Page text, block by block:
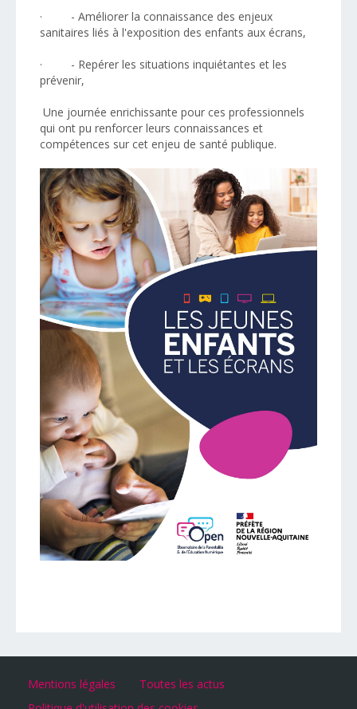
· - Améliorer la connaissance des enjeux
sanitaires liés à l'exposition des enfants aux écrans,
· - Repérer les situations inquiétantes et les
prévenir,
Une journée enrichissante pour ces professionnels
qui ont pu renforcer leurs connaissances et
compétences sur cet enjeu de santé publique.
Mentions légales
Toutes les actus